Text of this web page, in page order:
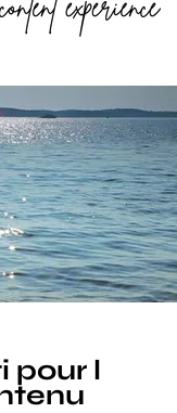
pour l